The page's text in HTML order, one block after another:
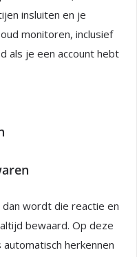
insluiten en je
monitoren, inclusief
als je een account hebt
wordt die reactie en
bewaard. Op deze
herkennen